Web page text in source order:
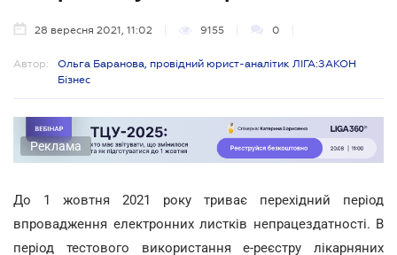
28 вересня 2021, 11:02 9155 0
Автор:
Ольга Баранова, провідний юрист-аналітик ЛІГА:ЗАКОН
Бізнес
Реклама
До 1 жовтня 2021 року триває перехідний період
впровадження електронних листків непрацездатності. В
період тестового використання е-реєстру лікарняних